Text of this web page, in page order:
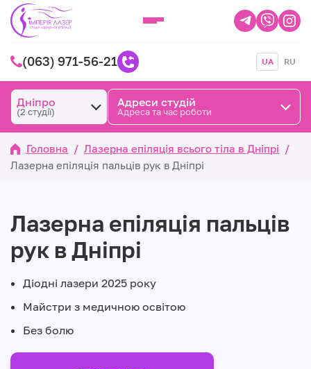
(063) 971-56-21 UA RU
Дніпро
(2 студії)
Адреси студій
Адреса та час роботи
Головна / Лазерна епіляція всього тіла в Дніпрі
/
Лазерна епіляція пальців рук в Дніпрі
Лазерна епіляція пальців
рук в Дніпрі
Діодні лазери 2025 року
Майстри з медичною освітою
Без болю